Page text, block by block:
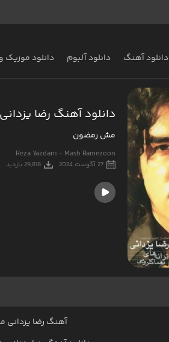
دانلود آهنگ دانلود آلبوم دانلود موزیک
دانلود آهنگ رضا یزدانی
مش رمضون
Reza Yazdani - Mash Ramezoon
27 آگوست 2024 29,818 بازدید
آهنگ رضا